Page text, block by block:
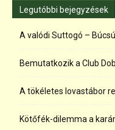
Legutóbbi bejegyzések
A valódi Suttogó –
Bemutatkozik a Club
A tökéletes lovastábor
Kötőfék-dilemma a